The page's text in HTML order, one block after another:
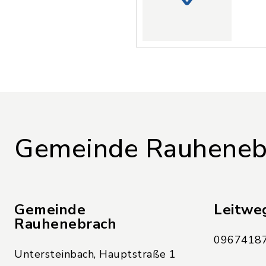
Gemeinde
Gemeinde
Rauhenebrach
Untersteinbach, Hauptstraße 1